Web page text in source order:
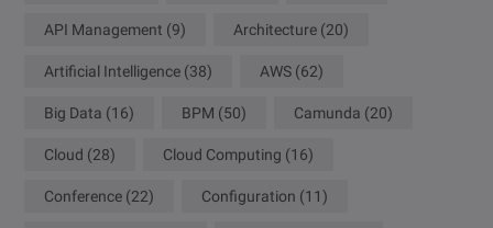
API Management (9) Architecture (20)
Artificial Intelligence (38) AWS (62)
Big Data (16) BPM (50) Camunda (20)
Cloud (28) Cloud Computing (16)
Conference (22) Configuration (11)